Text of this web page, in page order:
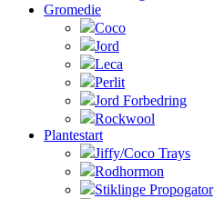
Gromedie
Coco
Jord
Leca
Perlit
Jord Forbedring
Rockwool
Plantestart
Jiffy/Coco Trays
Rodhormon
Stiklinge Propogator